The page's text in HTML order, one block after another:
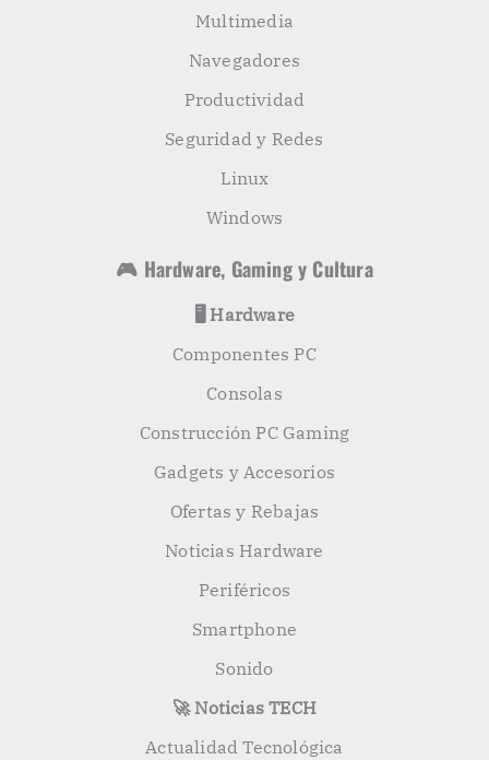
Multimedia
Navegadores
Productividad
Seguridad y Redes
Linux
Windows
🎮 Hardware, Gaming y Cultura
🖥️ Hardware
Componentes PC
Consolas
Construcción PC Gaming
Gadgets y Accesorios
Ofertas y Rebajas
Noticias Hardware
Periféricos
Smartphone
Sonido
🚀 Noticias TECH
Actualidad Tecnológica